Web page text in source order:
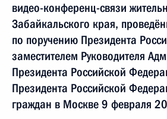
видео-конференц-связи
Забайкальского края,
по поручению Президента
заместителем Руководителя
Президента Российской
Президента Российской
граждан в Москве 9 февраля